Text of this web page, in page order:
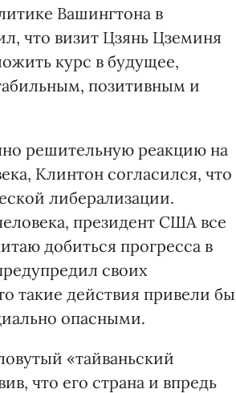
Вашингтона в
что визит Цзянь Цземиня
курс в будущее,
позитивным и
решительную реакцию на
Клинтон согласился, что
либерализации.
президент США все
добиться прогресса в
своих
такие действия привели бы
опасными.
«тайваньский
что его страна и впредь